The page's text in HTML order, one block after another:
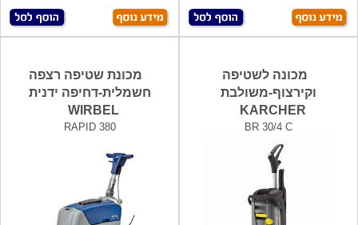
מכונה לשטיפה
וקירצוף-משולבת
KARCHER
BR 30/4 C
מכונת שטיפה רצפה
חשמלית-דחיפה ידנית
WIRBEL
RAPID 380